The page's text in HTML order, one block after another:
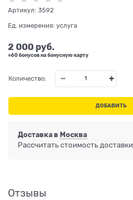
Артикул: 3592
Ед. измерения: услуга
2 000 руб.
+60 бонусов на бонусную карту
Количество:
ДОБАВИТЬ
Доставка в Москва
Рассчитать стоимость доставки
Отзывы